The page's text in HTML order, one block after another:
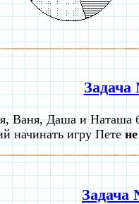
Задача
Ваня, Даша и Наташа
начинать игру Петене
Задача